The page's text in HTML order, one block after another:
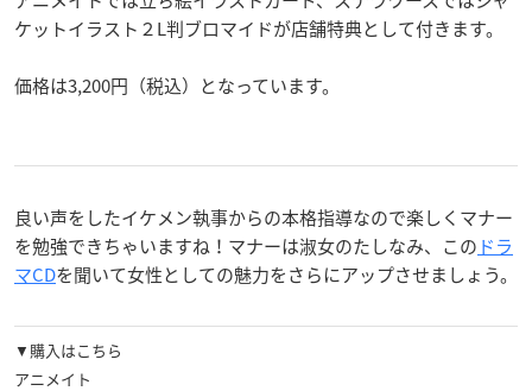
ケットイラスト２L判ブロマイドが店舗特典として付きます。
価格は3,200円（税込）となっています。
良い声をしたイケメン執事からの本格指導なので楽しくマナー
を勉強できちゃいますね！マナーは淑女のたしなみ、この ドラ
マCDを聞いて女性としての魅力をさらにアップさせましょう。
▼購入はこちら
アニメイト